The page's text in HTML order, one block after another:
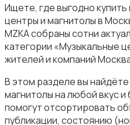
Спутниковое и
Аудиоусилители и
Ищете, где выгодно
центры и магнитолы в
MZKA собраны сотни
категории «Музыкальные
жителей и компаний
В этом разделе вы
магнитолы на любой вкус
помогут отсортировать
публикации, состоянию